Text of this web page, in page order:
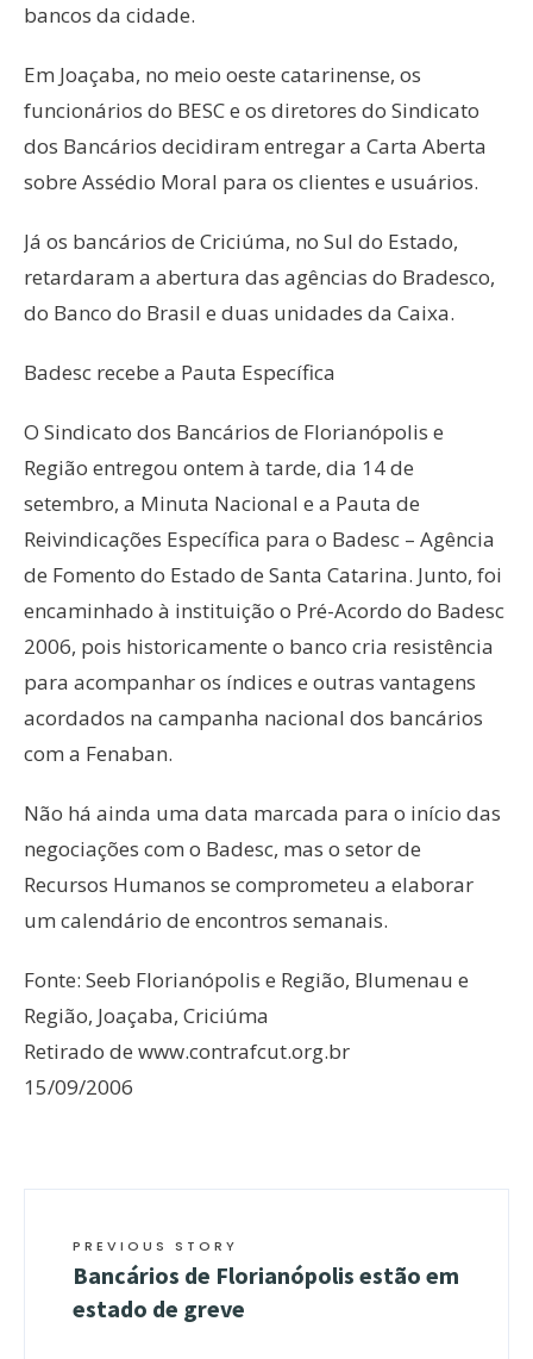
bancos da cidade.
Em Joaçaba, no meio oeste catarinense, os
funcionários do BESC e os diretores do Sindicato
dos Bancários decidiram entregar a Carta Aberta
sobre Assédio Moral para os clientes e usuários.
Já os bancários de Criciúma, no Sul do Estado,
retardaram a abertura das agências do Bradesco,
do Banco do Brasil e duas unidades da Caixa.
Badesc recebe a Pauta Específica
O Sindicato dos Bancários de Florianópolis e
Região entregou ontem à tarde, dia 14 de
setembro, a Minuta Nacional e a Pauta de
Reivindicações Específica para o Badesc – Agência
de Fomento do Estado de Santa Catarina. Junto, foi
encaminhado à instituição o Pré-Acordo do Badesc
2006, pois historicamente o banco cria resistência
para acompanhar os índices e outras vantagens
acordados na campanha nacional dos bancários
com a Fenaban.
Não há ainda uma data marcada para o início das
negociações com o Badesc, mas o setor de
Recursos Humanos se comprometeu a elaborar
um calendário de encontros semanais.
Fonte: Seeb Florianópolis e Região, Blumenau e
Região, Joaçaba, Criciúma
Retirado de www.contrafcut.org.br
15/09/2006
PREVIOUS STORY
Bancários de Florianópolis estão em
estado de greve